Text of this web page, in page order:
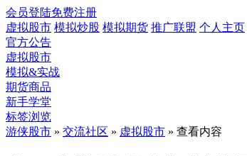
会员登陆免费注册
虚拟股市 模拟炒股 模拟期货 推广联盟 个人主页
官方公告
虚拟股市
模拟&实战
期货商品
新手学堂
标签浏览
游侠股市 » 交流社区 » 虚拟股市 » 查看内容